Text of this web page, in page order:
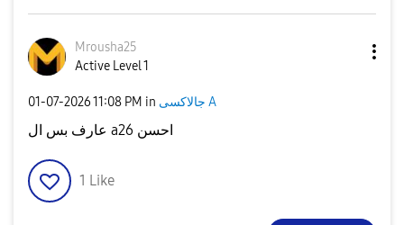
Mrousha25
Active Level 1
‎01-07-202611:08 PM in جالاكسى A
عارف بس ال a26 احسن
1 Like